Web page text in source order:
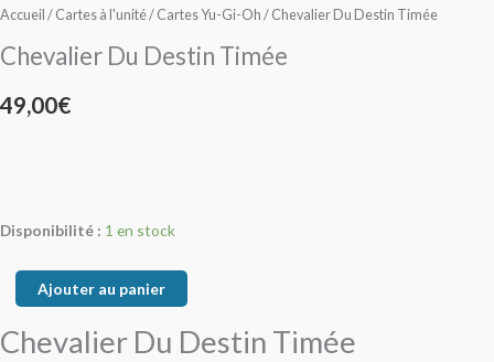
Accueil / Cartes à l'unité/ Cartes Yu-Gi-Oh / Chevalier Du Destin Timée
Chevalier Du Destin Timée
49,00€
Disponibilité : 1 en stock
Timée
Ajouter au panier
Chevalier Du Destin Timée
Timée